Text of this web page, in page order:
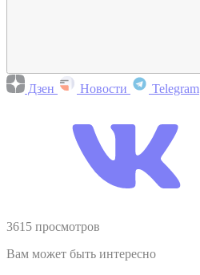
Дзен Новости Telegram
3615 просмотров
Вам может быть интересно